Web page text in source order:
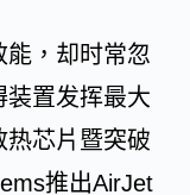
，却时常忽
装置发挥最大
热芯片暨突破
推出AirJet